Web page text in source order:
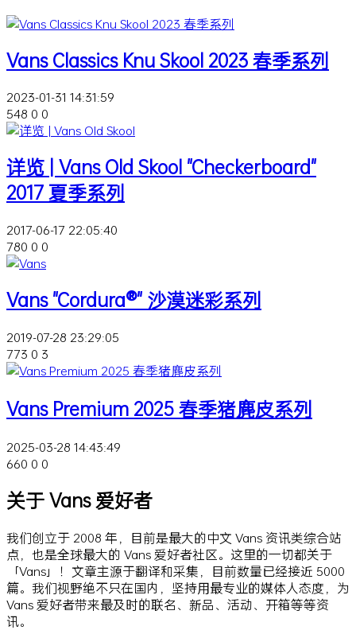
Vans Classics Knu Skool 2023 春季系列
2023-01-31 14:31:59
548 0 0
详览 | Vans Old Skool "Checkerboard"
2017 夏季系列
2017-06-17 22:05:40
780 0 0
Vans "Cordura®️" 沙漠迷彩系列
2019-07-28 23:29:05
773 0 3
Vans Premium 2025 春季猪麂皮系列
2025-03-28 14:43:49
660 0 0
关于 Vans 爱好者
我们创立于 2008 年，目前是最大的中文 Vans 资讯类综合站
点，也是全球最大的 Vans 爱好者社区。这里的一切都关于
「Vans」！文章主源于翻译和采集，目前数量已经接近 5000
篇。我们视野绝不只在国内，坚持用最专业的媒体人态度，为
Vans 爱好者带来最及时的联名、新品、活动、开箱等等资
讯。